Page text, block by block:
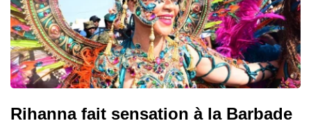
Rihanna fait sensation à la Barbade